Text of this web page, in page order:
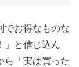
でお得なものな
」と信じ込ん
ら「実は買った